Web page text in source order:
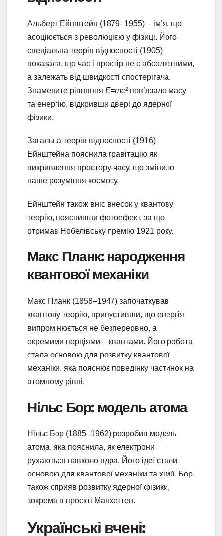
Альберт Ейнштейн (1879–1955) – ім’я, що
асоціюється з революцією у фізиці. Його
спеціальна теорія відносності (1905)
показала, що час і простір не є абсолютними,
а залежать від швидкості спостерігача.
Знамените рівняння E=mc²пов’язало масу
та енергію, відкривши двері до ядерної
фізики.
Загальна теорія відносності (1916)
Ейнштейна пояснила гравітацію як
викривлення простору-часу, що змінило
наше розуміння космосу.
Ейнштейн також вніс внесок у квантову
теорію, пояснивши фотоефект, за що
отримав Нобелівську премію 1921 року.
Макс Планк: народження
квантової механіки
Макс Планк (1858–1947) започаткував
квантову теорію, припустивши, що енергія
випромінюється не безперервно, а
окремими порціями – квантами. Його робота
стала основою для розвитку квантової
механіки, яка пояснює поведінку частинок на
атомному рівні.
Нільс Бор: модель атома
Нільс Бор (1885–1962) розробив модель
атома, яка пояснила, як електрони
рухаються навколо ядра. Його ідеї стали
основою для квантової механіки та хімії. Бор
також сприяв розвитку ядерної фізики,
зокрема в проєкті Манхеттен.
Українські вчені: